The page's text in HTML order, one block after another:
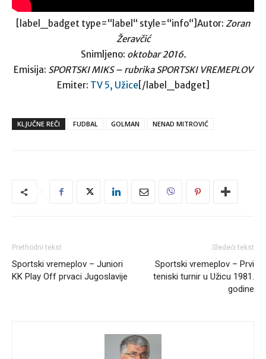
[label_badget type=“label“ style=“info“]Autor: Zoran
Žeravčić
Snimljeno: oktobar 2016.
Emisija: SPORTSKI MIKS – rubrika SPORTSKI VREMEPLOV
Emiter: TV 5, Užice [/label_badget]
KLJUČNE REČI FUDBAL GOLMAN NENAD MITROVIĆ
Prethodni tekst
Sportski vremeplov – Juniori
KK Play Off prvaci Jugoslavije
Sledeći tekst
Sportski vremeplov – Prvi
teniski turnir u Užicu 1981.
godine